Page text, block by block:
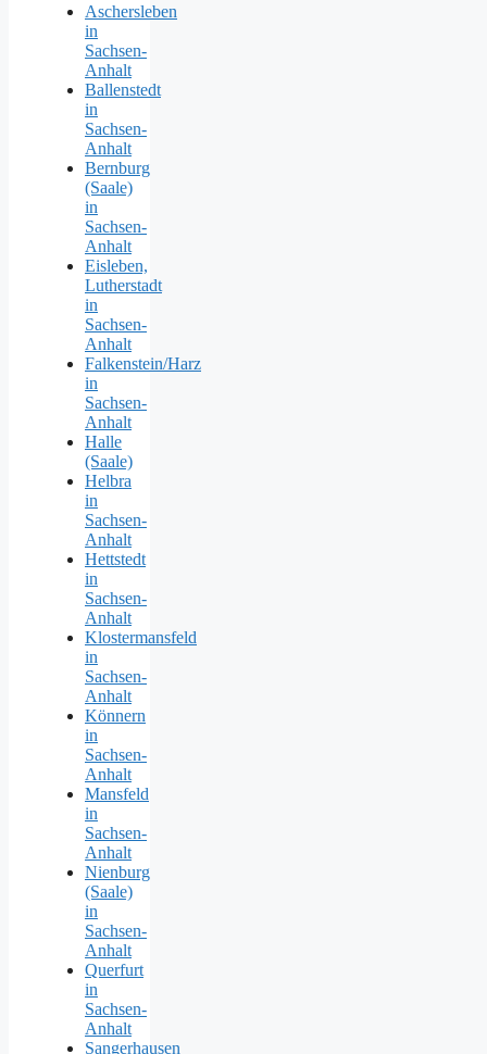
Aschersleben
in
Sachsen-
Anhalt
Ballenstedt
in
Sachsen-
Anhalt
Bernburg
(Saale)
in
Sachsen-
Anhalt
Eisleben,
Lutherstadt
in
Sachsen-
Anhalt
Falkenstein/Harz
in
Sachsen-
Anhalt
Halle
(Saale)
Helbra
in
Sachsen-
Anhalt
Hettstedt
in
Sachsen-
Anhalt
Klostermansfeld
in
Sachsen-
Anhalt
Könnern
in
Sachsen-
Anhalt
Mansfeld
in
Sachsen-
Anhalt
Nienburg
(Saale)
in
Sachsen-
Anhalt
Querfurt
in
Sachsen-
Anhalt
Sangerhausen